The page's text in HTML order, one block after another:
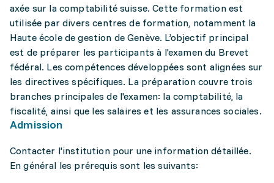
axée sur la comptabilité suisse. Cette formation est
utilisée par divers centres de formation, notamment la
Haute école de gestion de Genève. L’objectif principal
est de préparer les participants à l'examen du Brevet
fédéral. Les compétences développées sont alignées sur
les directives spécifiques. La préparation couvre trois
branches principales de l'examen: la comptabilité, la
fiscalité, ainsi que les salaires et les assurances sociales.
Admission
Contacter l'institution pour une information détaillée.
En général les prérequis sont les suivants: